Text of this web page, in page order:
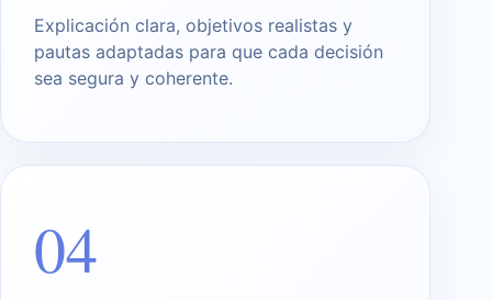
Explicación clara, objetivos realistas y
pautas adaptadas para que cada decisión
sea segura y coherente.
04